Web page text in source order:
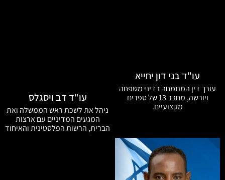
עו"ד בני דון יחייא
עורך דין המתמחה בדיני משפחה
ויורשה, מחבר 13 של ספרים
מקצועיים.
עו"ד דב ויסגלס
ניהל את לשכת ראש הממשלה ואת
המגעים המדיניים עם ארצות
הברית, הרשות הפלסטינית והאיחוד